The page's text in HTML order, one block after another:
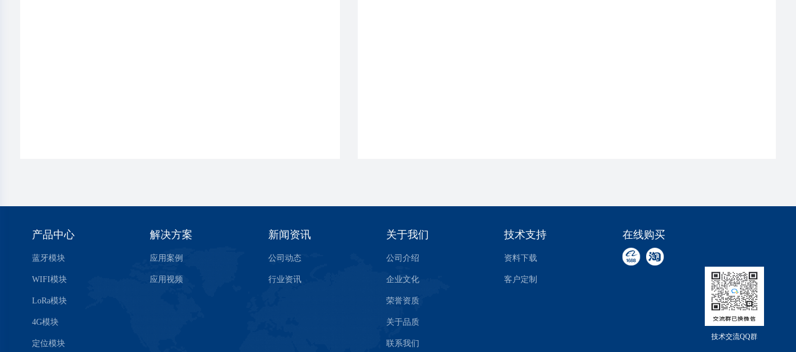
产品中心
蓝牙模块
WIFI模块
LoRa模块
4G模块
定位模块
解决方案
应用案例
应用视频
新闻资讯
公司动态
行业资讯
关于我们
公司介绍
企业文化
荣誉资质
关于品质
联系我们
技术支持
资料下载
客户定制
在线购买
技术交流QQ群